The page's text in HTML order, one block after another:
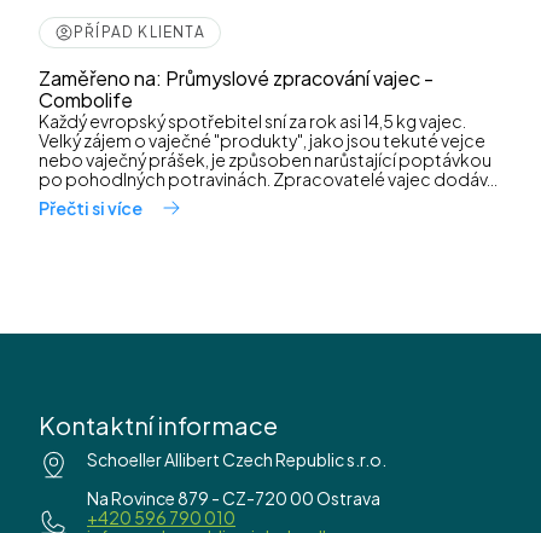
PŘÍPAD KLIENTA
Zaměřeno na: Průmyslové zpracování vajec -
Combolife
Každý evropský spotřebitel sní za rok asi 14,5 kg vajec.
Velký zájem o vaječné "produkty", jako jsou tekuté vejce
nebo vaječný prášek, je způsoben narůstající poptávkou
po pohodlných potravinách. Zpracovatelé vajec dodáv...
Přečti si více
Kontaktní informace
Schoeller Allibert Czech Republic s.r.o.
Na Rovince 879 - CZ-720 00 Ostrava
+420 596 790 010